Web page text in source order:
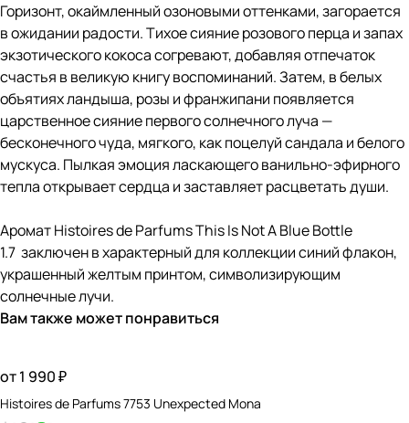
Горизонт, окаймленный озоновыми оттенками, загорается
в ожидании радости. Тихое сияние розового перца и запах
экзотического кокоса согревают, добавляя отпечаток
счастья в великую книгу воспоминаний. Затем, в белых
объятиях ландыша, розы и франжипани появляется
царственное сияние первого солнечного луча —
бесконечного чуда, мягкого, как поцелуй сандала и белого
мускуса. Пылкая эмоция ласкающего ванильно-эфирного
тепла открывает сердца и заставляет расцветать души.
Аромат Histoires de Parfums This Is Not A Blue Bottle
1.7 заключен в характерный для коллекции синий флакон,
украшенный желтым принтом, символизирующим
солнечные лучи.
Вам также может понравиться
от 1 990 ₽
Histoires de Parfums 7753 Unexpected Mona